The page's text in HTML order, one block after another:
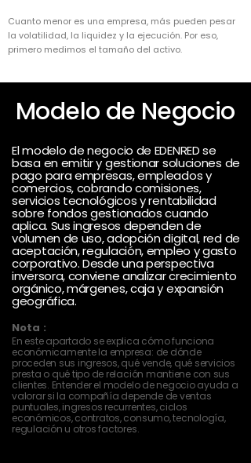
Cuanto menor es una empresa, más pueden pesar
la volatilidad, la liquidez y la ejecución. Por eso,
primero medimos el tamaño del activo.
Modelo de Negocio
El modelo de negocio de EDENRED se
basa en emitir y gestionar soluciones de
pago para empresas, empleados y
comercios, cobrando comisiones,
servicios tecnológicos y rentabilidad
sobre fondos gestionados cuando
aplica. Sus ingresos dependen de
volumen de uso, adopción digital, red de
aceptación, regulación, empleo y gasto
corporativo. Desde una perspectiva
inversora, conviene analizar crecimiento
orgánico, márgenes, caja y expansión
geográfica.
Nota :
En este apartado se explica cómo funciona
económicamente la empresa: de dónde
proceden sus ingresos, qué vende, qué servicios
presta o qué tipo de relación mantiene con sus
clientes. Entender el modelo de negocio ayuda a
valorar si la compañía depende de ventas
puntuales, ingresos recurrentes, ciclos
económicos, contratos, consumo, tecnología,
regulación u otros factores.